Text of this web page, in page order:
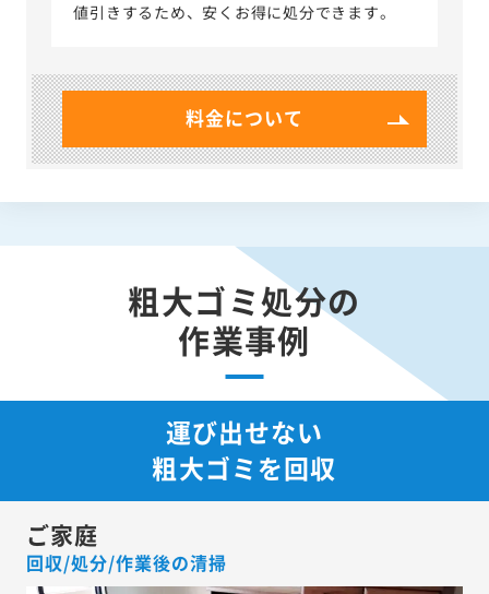
値引きするため、安くお得に処分できます。
料金について
粗大ゴミ処分の
作業事例
運び出せない
粗大ゴミを回収
ご家庭
回収/処分/作業後の清掃